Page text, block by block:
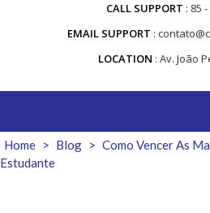
CALL SUPPORT
85
EMAIL SUPPORT
LOCATION Av. João
Home > Blog > Como Vencer As
Estudante